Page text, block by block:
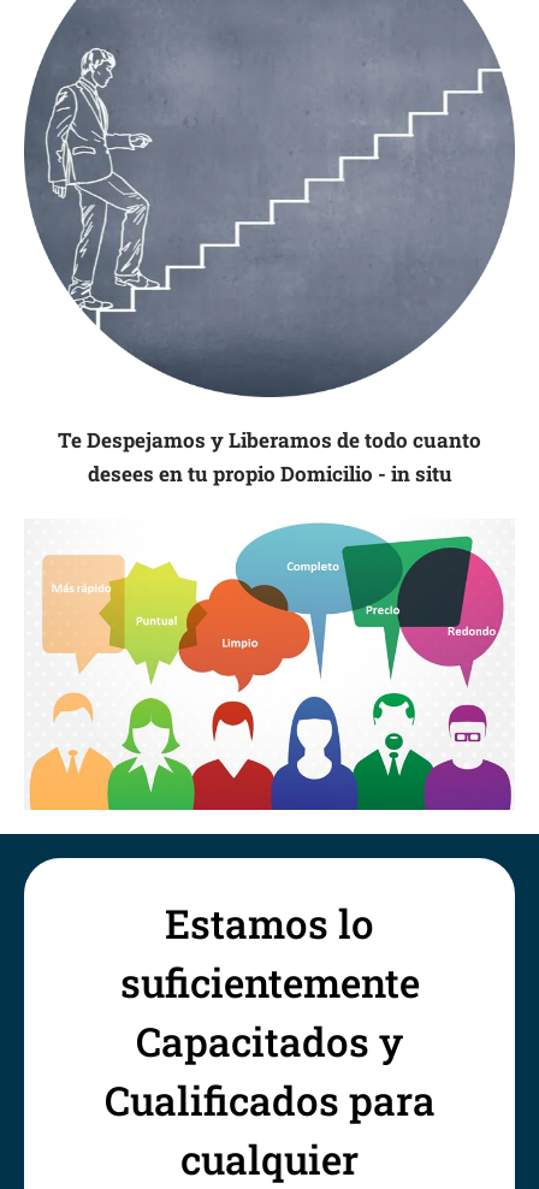
Te Despejamos y Liberamos de todo cuanto
desees en tu propio Domicilio - in situ
Estamos lo
suficientemente
Capacitados y
Cualificados para
cualquier